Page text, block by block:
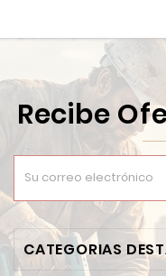
Recibe
CATEGORIAS